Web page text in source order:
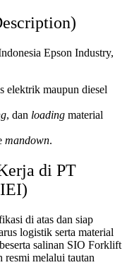
Epson Industry,
elektrik maupun diesel
, dan loading material
mandown.
di PT
di atas dan siap
logistik serta material
salinan SIO Forklift
resmi melalui tautan